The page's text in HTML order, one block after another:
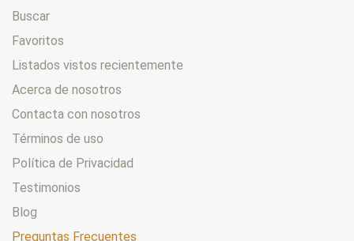
Buscar
Favoritos
Listados vistos recientemente
Acerca de nosotros
Contacta con nosotros
Términos de uso
Política de Privacidad
Testimonios
Blog
Preguntas Frecuentes